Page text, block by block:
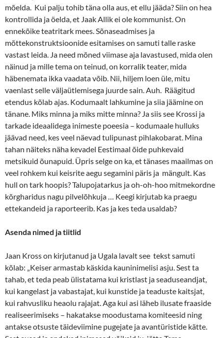
mõelda. Kui palju tohib täna olla aus, et ellu jääda? Siin on hea
kontrollida ja öelda, et Jaak Allik ei ole kommunist. On
ennekõike teatritark mees. Sõnaseadmises ja
mõttekonstruktsioonide esitamises on samuti talle raske
vastast leida. Ja need mõned viimase aja lavastused, mida olen
näinud ja mille tema on teinud, on korralik teater, mida
häbenemata ikka vaadata võib. Nii, hiljem loen üle, mitu
vaenlast selle väljaütlemisega juurde sain. Auh. Räägitud
etendus kõlab ajas. Kodumaalt lahkumine ja siia jäämine on
tänane. Miks minna ja miks mitte minna? Ja siis see Krossi ja
tarkade ideaalidega inimeste poeesia – kodumaale hulluks
jäävad need, kes veel näevad tulipunast pihlakobarat. Mina
tahan näiteks näha kevadel Eestimaal õide puhkevaid
metsikuid õunapuid. Üpris selge on ka, et tänases maailmas on
veel rohkem kui keisrite aegu segamini päris ja mängult. Kas
hull on tark hoopis? Talupojatarkus ja oh-oh-hoo mitmekordne
kõrgharidus nagu pilvelõhkuja … Keegi kirjutab ka praegu
ettekandeid ja raporteerib. Kas ja kes teda usaldab?
Asenda nimed ja tiitlid
Jaan Kross on kirjutanud ja Ugala lavalt see tekst samuti
kõlab: „Keiser armastab käskida kauninimelisi asju. Sest ta
tahab, et teda peab ülistatama kui kristlast ja seaduseandjat,
kui kangelast ja vabastajat, kui kunstide ja teaduste kaitsjat,
kui rahvusliku heaolu rajajat. Aga kui asi läheb ilusate fraaside
realiseerimiseks – hakatakse moodustama komiteesid ning
antakse otsuste täideviimine pugejate ja avantüristide kätte.